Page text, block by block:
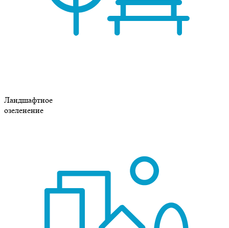
Ландшафтное
озеленение